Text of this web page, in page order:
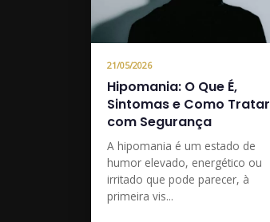
21/05/2026
Hipomania: O Que É,
Sintomas e Como Tratar
com Segurança
A hipomania é um estado de
humor elevado, energético ou
irritado que pode parecer, à
primeira vis...